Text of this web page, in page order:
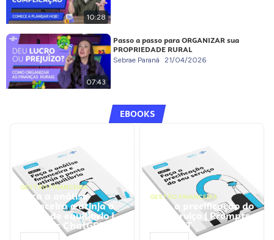
10:28
07:43
Passo a passo para ORGANIZAR sua
PROPRIEDADE RURAL
Sebrae Paraná 21/04/2026
EBOOKS
GESTÃO FINANCEIRA
Faça a análise
financeira e atinja o
ponto de equilíbrio |
Prompts ChatGPT
GESTÃO FINANCEIRA
Faça a precificação do
seu serviço | Prompts
ChatGPT